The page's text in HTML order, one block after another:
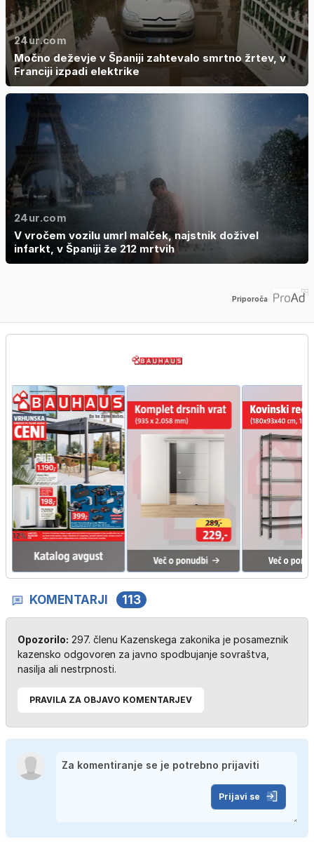
24ur.com
Močno deževje v Španiji zahtevalo smrtno žrtev, v
Franciji izpadi elektrike
24ur.com
V vročem vozilu umrl malček, najstnik doživel
infarkt, v Španiji že 212 mrtvih
Priporoča
…
KOMENTARJI
113
Opozorilo: 297. členu Kazenskega zakonika je posameznik
kazensko odgovoren za javno spodbujanje sovraštva,
nasilja ali nestrpnosti.
PRAVILA ZA OBJAVO KOMENTARJEV
Prijavi se